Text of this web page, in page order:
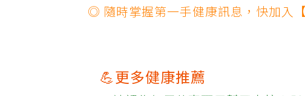
◎ 隨時掌握第一手健康訊息，快加入
💪更多健康推薦